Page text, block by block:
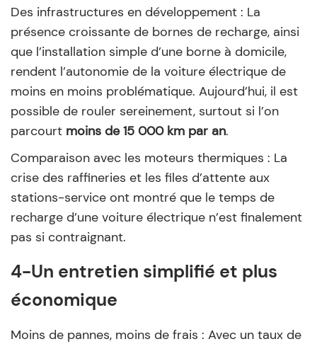
Des infrastructures en développement : La
présence croissante de bornes de recharge, ainsi
que l’installation simple d’une borne à domicile,
rendent l’autonomie de la voiture électrique de
moins en moins problématique. Aujourd’hui, il est
possible de rouler sereinement, surtout si l’on
parcourt moins de 15 000 km par an.
Comparaison avec les moteurs thermiques : La
crise des raffineries et les files d’attente aux
stations-service ont montré que le temps de
recharge d’une voiture électrique n’est finalement
pas si contraignant.
4-Un entretien simplifié et plus
économique
Moins de pannes, moins de frais : Avec un taux de